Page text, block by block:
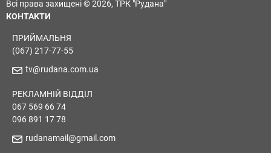
Всі права захищені © 2026, ТРК "Рудана"
КОНТАКТИ
ПРИЙМАЛЬНЯ
(067) 217-77-55
tv@rudana.com.ua
РЕКЛАМНІЙ ВІДДІЛ
067 569 66 74
096 891 17 78
rudanamail@gmail.com